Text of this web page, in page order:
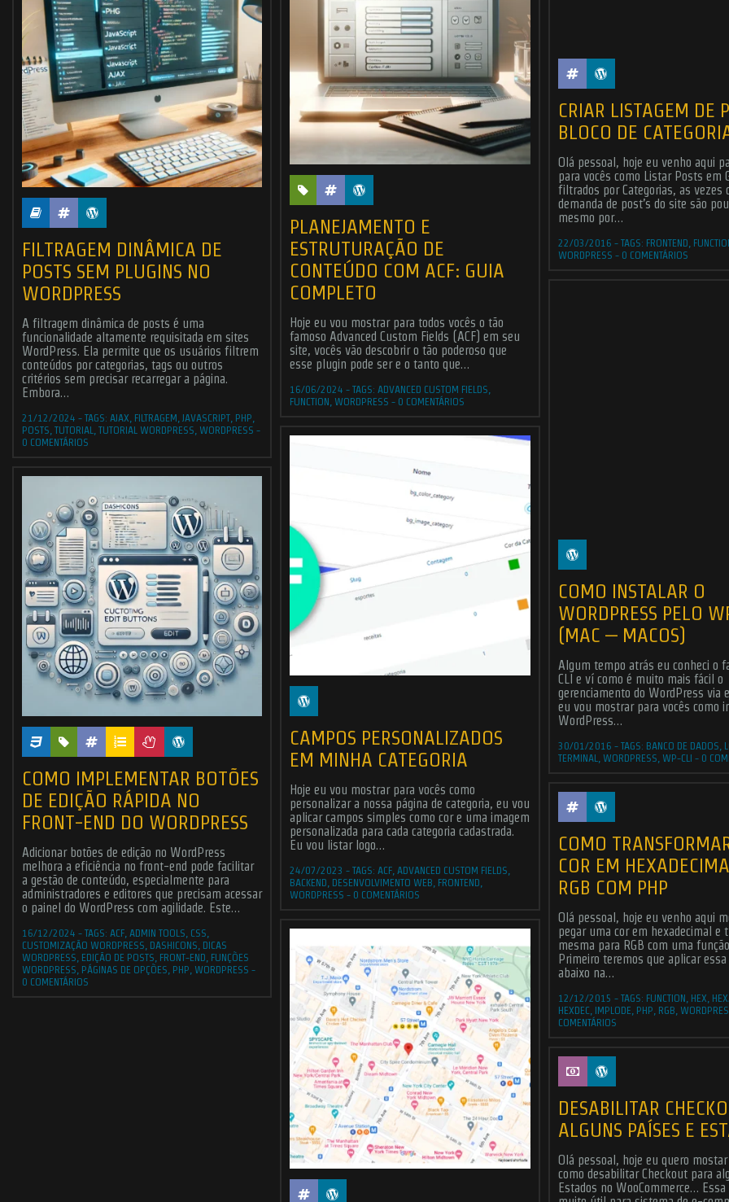
FILTRAGEM DINÂMICA DE
POSTS SEM PLUGINS NO
WORDPRESS
A filtragem dinâmica de posts é uma
funcionalidade altamente requisitada em sites
WordPress. Ela permite que os usuários filtrem
conteúdos por categorias, tags ou outros
critérios sem precisar recarregar a página.
Embora…
21/12/2024 - TAGS: AJAX FILTRAGEM JAVASCRIPT PHP
POSTS TUTORIAL TUTORIAL WORDPRESS WORDPRESS -
0 COMENTÁRIOS
COMO IMPLEMENTAR BOTÕES
DE EDIÇÃO RÁPIDA NO
FRONT-END DO WORDPRESS
Adicionar botões de edição no WordPress
melhora a eficiência no front-end pode facilitar
a gestão de conteúdo, especialmente para
administradores e editores que precisam acessar
o painel do WordPress com agilidade. Este…
16/12/2024 - TAGS: ACF, ADMIN TOOLS, CSS,
CUSTOMIZAÇÃO WORDPRESS, DASHICONS, DICAS
WORDPRESS, EDIÇÃO DE POSTS, FRONT-END, FUNÇÕES
WORDPRESS, PÁGINAS DE OPÇÕES, PHP, WORDPRESS -
0 COMENTÁRIOS
PLANEJAMENTO E
ESTRUTURAÇÃO DE
CONTEÚDO COM ACF: GUIA
COMPLETO
Hoje eu vou mostrar para todos vocês o tão
famoso Advanced Custom Fields (ACF) em seu
site, vocês vão descobrir o tão poderoso que
esse plugin pode ser e o tanto que…
16/06/2024 -TAGS: ADVANCED CUSTOM FIELDS
FUNCTION ,WORDPRESS - 0 COMENTÁRIOS
CAMPOS PERSONALIZADOS
EM MINHA CATEGORIA
Hoje eu vou mostrar para vocês como
personalizar a nossa página de categoria, eu vou
aplicar campos simples como cor e uma imagem
personalizada para cada categoria cadastrada.
Eu vou listar logo…
24/07/2023 -TAGS:ACF,ADVANCED CUSTOM FIELDS,
BACKEND, DESENVOLVIMENTO WEB, FRONTEND,
WORDPRESS - 0 COMENTÁRIOS
CRIAR LISTAGEM DE
BLOCO DE
Olá pessoal, hoje eu venho aqui
para vocês como Listar Posts em
filtrados por Categorias, as vezes
demanda de post’s do site são
mesmo por…
22/03/2016 - TAGS: FRONTEND
WORDPRESS - 0 COMENTÁRIOS
COMO INSTALAR O
WORDPRESS PELO
(MAC – MACOS)
Algum tempo atrás eu conheci o
CLI e ví como é muito mais fácil o
gerenciamento do WordPress via
eu vou mostrar para vocês como
WordPress…
30/01/2016 - TAGS: BANCO DE DADOS,
TERMINAL, WORDPRESS, WP-CLI - 0
COMO
COR EM
RGB COM PHP
Olá pessoal, hoje eu venho aqui
pegar uma cor em hexadecimal e
mesma para RGB com uma
Primeiro teremos que aplicar
abaixo na…
12/12/2015 - TAGS: FUNCTION, HEX,
HEXDEC, IMPLODE, PHP, RGB,
COMENTÁRIOS
DESABILITAR
ALGUNS PAÍSES E
Olá pessoal, hoje eu quero
como desabilitar Checkout para
Estados no WooCommerce…